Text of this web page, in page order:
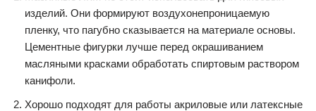
изделий. Они формируют воздухонепроницаемую
пленку, что пагубно сказывается на материале основы.
Цементные фигурки лучше перед окрашиванием
масляными красками обработать спиртовым раствором
канифоли.
Хорошо подходят для работы акриловые или латексные